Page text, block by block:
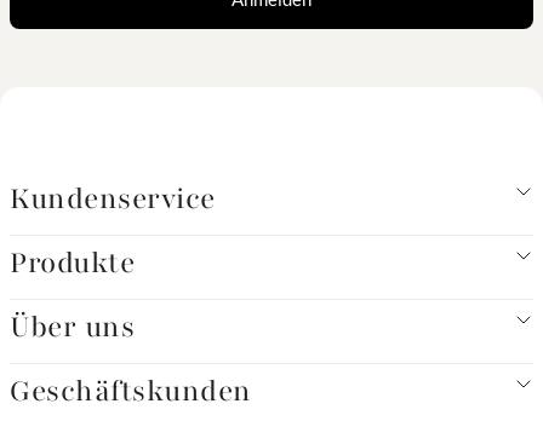
Kundenservice
Produkte
Über uns
Geschäftskunden